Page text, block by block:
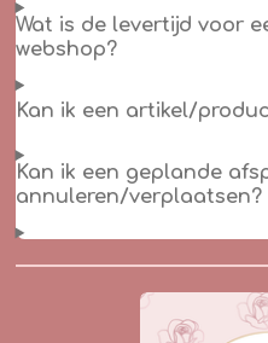
Wat is de levertijd voor
webshop?
Kan ik een artikel/
Kan ik een geplande
annuleren/verplaatsen?